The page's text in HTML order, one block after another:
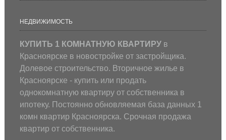
НЕДВИЖИМОСТЬ
КУПИТЬ 1 КОМНАТНУЮ КВАРТИРУв
Красноярске в новостройке от застройщика.
Долевое строительство. Вторичное жилье в
Красноярске - купить или продать
однокомнатную квартиру от собственника в
ипотеку. Постоянно обновляемая база данных 1
комн квартир Красноярска. Срочная продажа
квартир от собственника.